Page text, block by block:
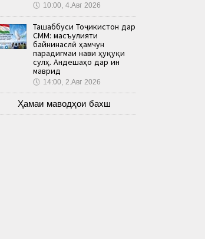
🕔 10:00, 4.Авг 2026
Ташаббуси Тоҷикистон дар
СММ: масъулияти
байнинаслӣ ҳамчун
парадигмаи нави ҳуқуқи
сулҳ. Андешаҳо дар ин
маврид
🕔 14:00, 2.Авг 2026
Ҳамаи маводҳои бахш